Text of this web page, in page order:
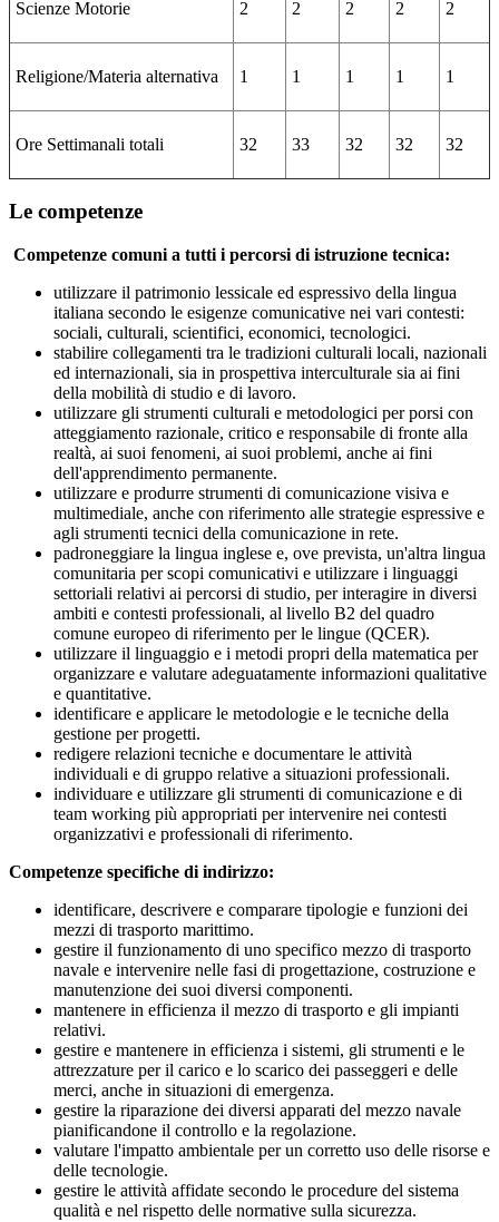
Scienze Motorie 2 2 2 2 2
Religione/Materia alternativa 1 1 1 1 1
Ore Settimanali totali 32 33 32 32 32
Le competenze
Competenze comuni a tutti i percorsi di istruzione tecnica:
utilizzare il patrimonio lessicale ed espressivo della lingua
italiana secondo le esigenze comunicative nei vari contesti:
sociali, culturali, scientifici, economici, tecnologici.
stabilire collegamenti tra le tradizioni culturali locali, nazionali
ed internazionali, sia in prospettiva interculturale sia ai fini
della mobilità di studio e di lavoro.
utilizzare gli strumenti culturali e metodologici per porsi con
atteggiamento razionale, critico e responsabile di fronte alla
realtà, ai suoi fenomeni, ai suoi problemi, anche ai fini
dell'apprendimento permanente.
utilizzare e produrre strumenti di comunicazione visiva e
multimediale, anche con riferimento alle strategie espressive e
agli strumenti tecnici della comunicazione in rete.
padroneggiare la lingua inglese e, ove prevista, un'altra lingua
comunitaria per scopi comunicativi e utilizzare i linguaggi
settoriali relativi ai percorsi di studio, per interagire in diversi
ambiti e contesti professionali, al livello B2 del quadro
comune europeo di riferimento per le lingue (QCER).
utilizzare il linguaggio e i metodi propri della matematica per
organizzare e valutare adeguatamente informazioni qualitative
e quantitative.
identificare e applicare le metodologie e le tecniche della
gestione per progetti.
redigere relazioni tecniche e documentare le attività
individuali e di gruppo relative a situazioni professionali.
individuare e utilizzare gli strumenti di comunicazione e di
team working più appropriati per intervenire nei contesti
organizzativi e professionali di riferimento.
Competenze specifiche di indirizzo:
identificare, descrivere e comparare tipologie e funzioni dei
mezzi di trasporto marittimo.
gestire il funzionamento di uno specifico mezzo di trasporto
navale e intervenire nelle fasi di progettazione, costruzione e
manutenzione dei suoi diversi componenti.
mantenere in efficienza il mezzo di trasporto e gli impianti
relativi.
gestire e mantenere in efficienza i sistemi, gli strumenti e le
attrezzature per il carico e lo scarico dei passeggeri e delle
merci, anche in situazioni di emergenza.
gestire la riparazione dei diversi apparati del mezzo navale
pianificandone il controllo e la regolazione.
valutare l'impatto ambientale per un corretto uso delle risorse e
delle tecnologie.
gestire le attività affidate secondo le procedure del sistema
qualità e nel rispetto delle normative sulla sicurezza.